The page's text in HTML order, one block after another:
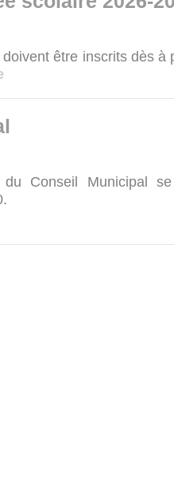
être inscrits dès à
Conseil Municipal